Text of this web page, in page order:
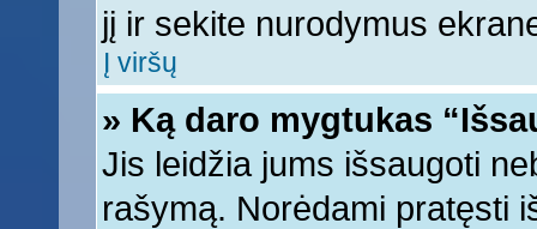
jį ir sekite nurodymus
Į viršų
» Ką daro mygtukas
Jis leidžia jums išsaugoti
rašymą. Norėdami pratęsti